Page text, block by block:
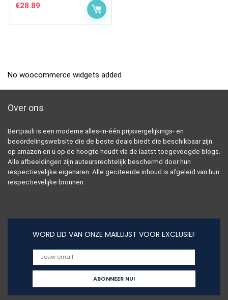
€28.89
No woocommerce widgets added
Over ons
Bertpauli is een moderne alles-in-één prijsvergelijkings- en
beoordelingswebsite die de beste deals biedt die beschikbaar zijn
op amazon en u op de hoogte houdt via de laatst toegevoegde blogs.
Alle afbeeldingen zijn auteursrechtelijk beschermd door hun
respectievelijke eigenaren. Alle geciteerde inhoud is afgeleid van hun
respectievelijke bronnen.
WORD LID VAN ONZE MAILLIJST VOOR EXCLUSIEF